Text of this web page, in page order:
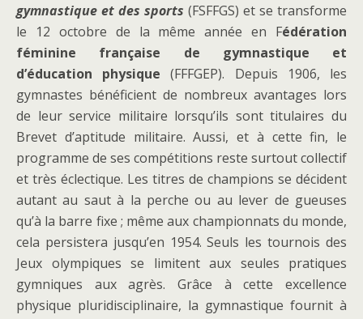
gymnastique et des sports (FSFFGS) et se transforme
le 12 octobre de la même année en Fédération
féminine française de gymnastique et
d’éducation physique (FFFGEP). Depuis 1906, les
gymnastes bénéficient de nombreux avantages lors
de leur service militaire lorsqu’ils sont titulaires du
Brevet d’aptitude militaire. Aussi, et à cette fin, le
programme de ses compétitions reste surtout collectif
et très éclectique. Les titres de champions se décident
autant au saut à la perche ou au lever de gueuses
qu’à la barre fixe ; même aux championnats du monde,
cela persistera jusqu’en 1954. Seuls les tournois des
Jeux olympiques se limitent aux seules pratiques
gymniques aux agrès. Grâce à cette excellence
physique pluridisciplinaire, la gymnastique fournit à